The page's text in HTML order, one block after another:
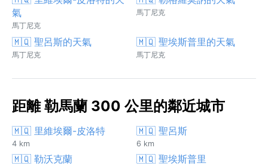
氣
馬丁尼克
馬丁尼克
🇲🇶 聖呂斯的天氣
馬丁尼克
🇲🇶 聖埃斯普里的天氣
馬丁尼克
距離 勒馬蘭 300 公里的鄰近城市
🇲🇶 里維埃爾-皮洛特
4 km
🇲🇶 聖呂斯
6 km
🇲🇶 勒沃克蘭 🇲🇶 聖埃斯普里